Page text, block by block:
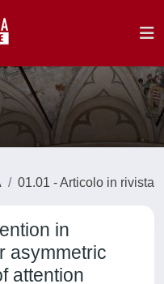
01.01 - Articolo in rivista
in
asymmetric
attention